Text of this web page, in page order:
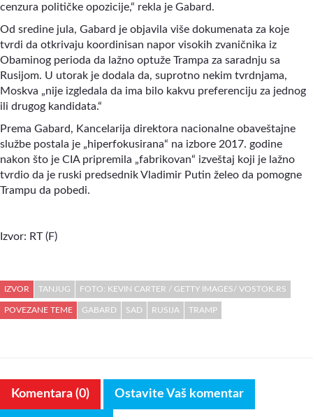
cenzura političke opozicije,“ rekla je Gabard.
Od sredine jula, Gabard je objavila više dokumenata za koje
tvrdi da otkrivaju koordinisan napor visokih zvaničnika iz
Obaminog perioda da lažno optuže Trampa za saradnju sa
Rusijom. U utorak je dodala da, suprotno nekim tvrdnjama,
Moskva „nije izgledala da ima bilo kakvu preferenciju za jednog
ili drugog kandidata.“
Prema Gabard, Kancelarija direktora nacionalne obaveštajne
službe postala je „hiperfokusirana“ na izbore 2017. godine
nakon što je CIA pripremila „fabrikovan“ izveštaj koji je lažno
tvrdio da je ruski predsednik Vladimir Putin želeo da pomogne
Trampu da pobedi.
Izvor: RT (F)
IZVOR TANJUG FOTO: KEVIN CARTER / GETTY IMAGES/ VOSTOK.RS
POVEZANE TEME GABARD SAD RUSIJA TRAMP
Komentara (0) Ostavite Vaš komentar